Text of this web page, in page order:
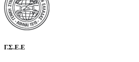
Γ.Σ.Ε.Ε